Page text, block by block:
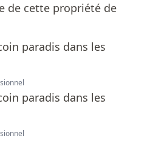
de cette propriété de